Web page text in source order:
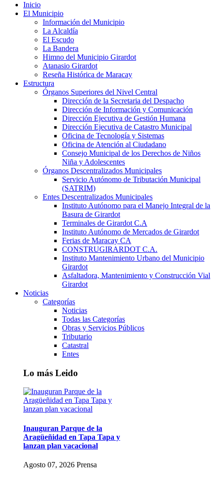
Inicio
El Municipio
Información del Municipio
La Alcaldía
El Escudo
La Bandera
Himno del Municipio Girardot
Atanasio Girardot
Reseña Histórica de Maracay
Estructura
Órganos Superiores del Nivel Central
Dirección de la Secretaria del Despacho
Dirección de Información y Comunicación
Dirección Ejecutiva de Gestión Humana
Dirección Ejecutiva de Catastro Municipal
Oficina de Tecnología y Sistemas
Oficina de Atención al Ciudadano
Consejo Municipal de los Derechos de Niños
Niña y Adolescentes
Órganos Descentralizados Municipales
Servicio Autónomo de Tributación Municipal
(SATRIM)
Entes Descentralizados Municipales
Instituto Autónomo para el Manejo Integral de la
Basura de Girardot
Terminales de Girardot C.A
Instituto Autónomo de Mercados de Girardot
Ferias de Maracay CA
CONSTRUGIRARDOT C.A.
Instituto Mantenimiento Urbano del Municipio
Girardot
Asfaltadora, Mantenimiento y Construcción Vial
Girardot
Noticias
Categorías
Noticias
Todas las Categorías
Obras y Servicios Públicos
Tributario
Catastral
Entes
Lo más Leido
Inauguran Parque de la
Aragüeñidad en Tapa Tapa y
lanzan plan vacacional
Agosto 07, 2026 Prensa